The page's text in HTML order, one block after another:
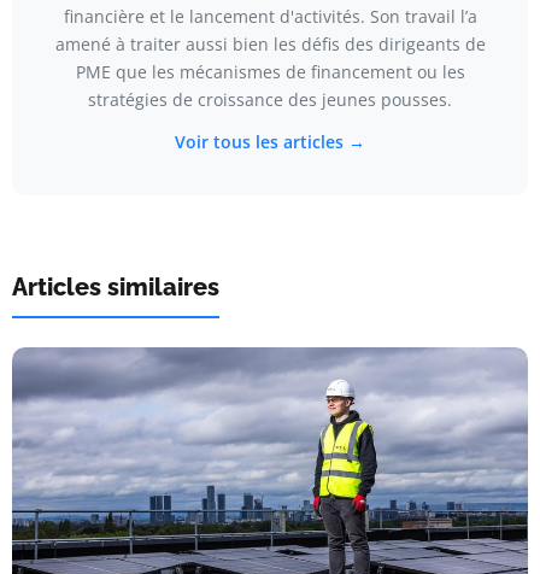
financière et le lancement d'activités. Son travail l’a
amené à traiter aussi bien les défis des dirigeants de
PME que les mécanismes de financement ou les
stratégies de croissance des jeunes pousses.
Voir tous les articles →
Articles similaires